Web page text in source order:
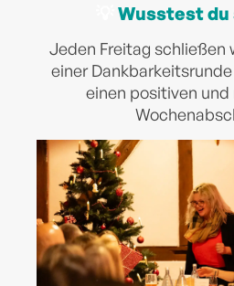
Wusstest du
Jeden Freitag schließen
einer
einen positiven